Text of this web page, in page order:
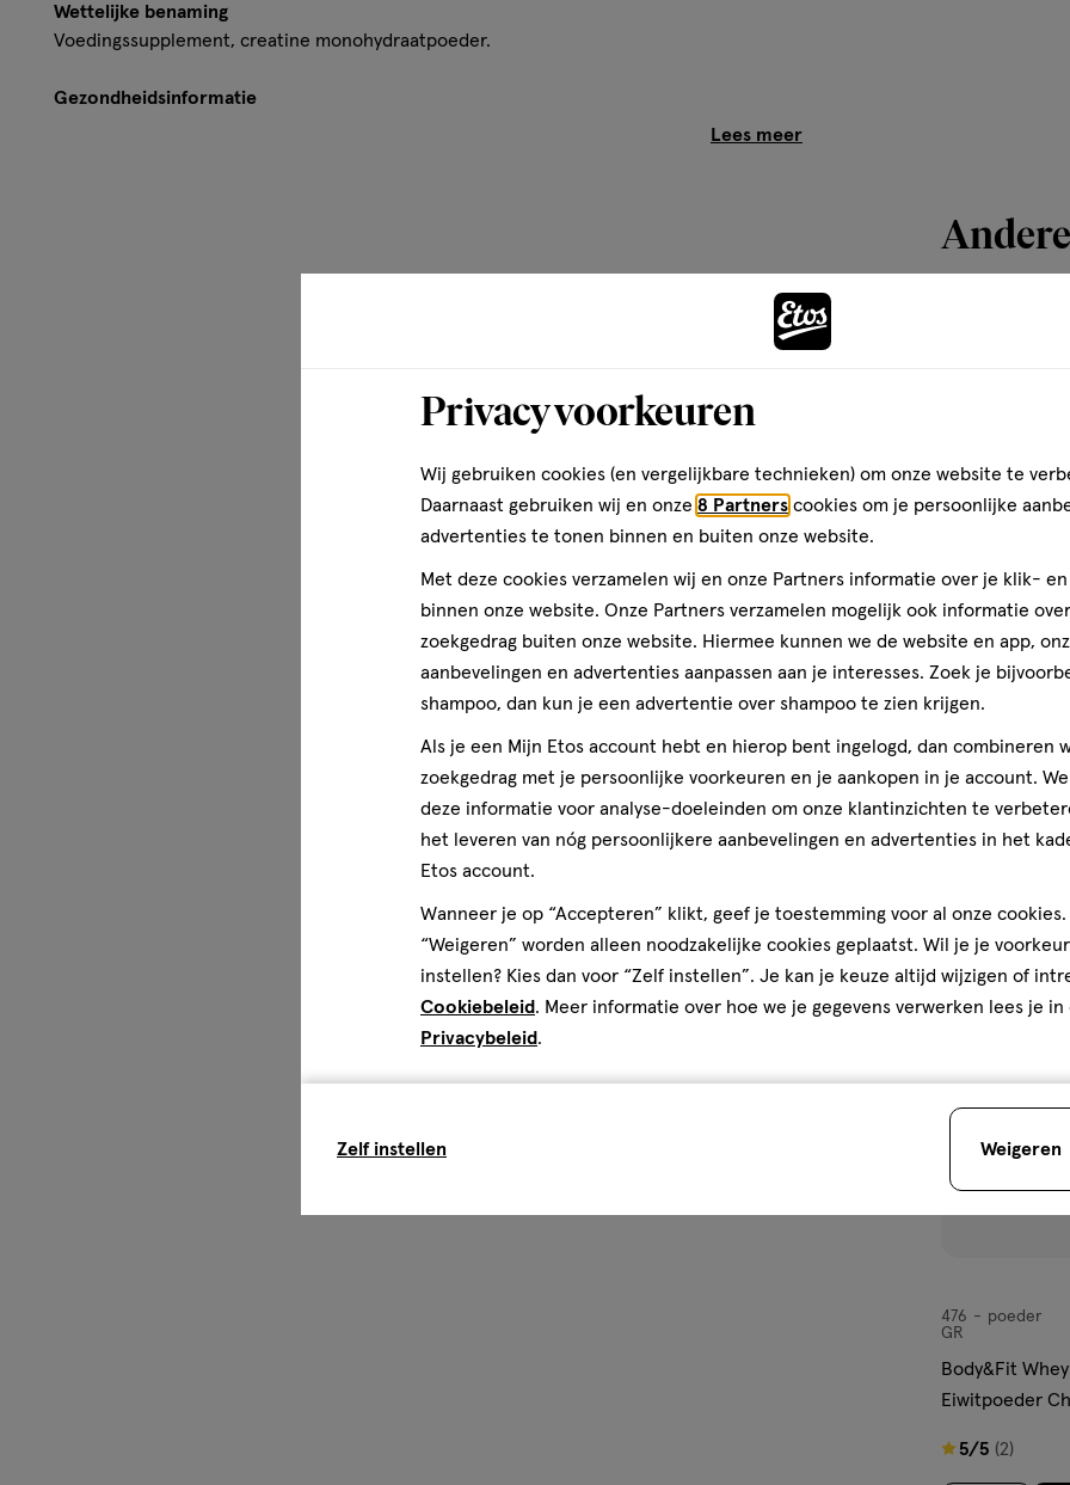
Wettelijke benaming
Voedingssupplement, creatine monohydraatpoeder.
Gezondheidsinformatie
For performance support² ²Creatine verhoogt de fysieke prestaties in opeenvolgende
voeding en een gezonde levensstijl worden gebruikt,
250 GR
B&F creatine
icetea 250gr
Bijna
toevoegen
aan
verlanglijst
poeder
476
GR
poeder
Body&Fit
Eiwitpoeder
5/5 (2)
5
van
Privacy voorkeuren
Wij gebruiken cookies (en vergelijkbare technieken) om onze website te
Daarnaast gebruiken wij en onze 8 Partners cookies om je persoonlijke
advertenties te tonen binnen en buiten onze website.
Met deze cookies verzamelen wij en onze Partners informatie over je klik-
binnen onze website. Onze Partners verzamelen mogelijk ook informatie
zoekgedrag buiten onze website. Hiermee kunnen we de website en app,
aanbevelingen en advertenties aanpassen aan je interesses. Zoek je
shampoo, dan kun je een advertentie over shampoo te zien krijgen.
Als je een Mijn Etos account hebt en hierop bent ingelogd, dan combineren
zoekgedrag met je persoonlijke voorkeuren en je aankopen in je account.
deze informatie voor analyse-doeleinden om onze klantinzichten te
het leveren van nóg persoonlijkere aanbevelingen en advertenties in het
Etos account.
Wanneer je op “Accepteren” klikt, geef je toestemming voor al onze cookies.
“Weigeren” worden alleen noodzakelijke cookies geplaatst. Wil je je
instellen? Kies dan voor “Zelf instellen”. Je kan je keuze altijd wijzigen of
Cookiebeleid. Meer informatie over hoe we je gegevens verwerken lees je in
Privacybeleid.
Zelf instellen Weigeren